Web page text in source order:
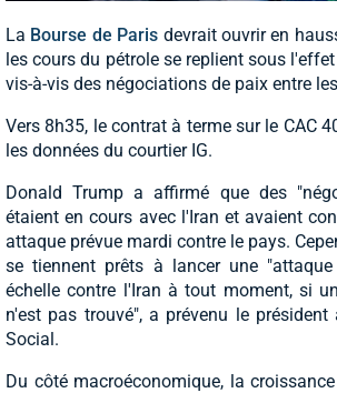
La Bourse de Paris devrait ouvrir en
les cours du pétrole se replient sous
vis-à-vis des négociations de paix entre
Vers 8h35, le contrat à terme sur le CAC
les données du courtier IG.
Donald Trump a affirmé que des
étaient en cours avec l'Iran et avaient
attaque prévue mardi contre le pays.
se tiennent prêts à lancer une
échelle contre l'Iran à tout moment, si
n'est pas trouvé", a prévenu le
Social.
Du côté macroéconomique, la